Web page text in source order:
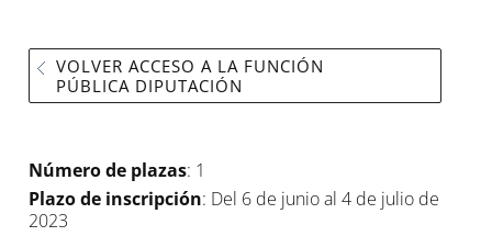
VOLVER ACCESO A LA FUNCIÓN
PÚBLICA DIPUTACIÓN
Número de plazas: 1
Plazo de inscripción: Del 6 de junio al 4 de julio de
2023